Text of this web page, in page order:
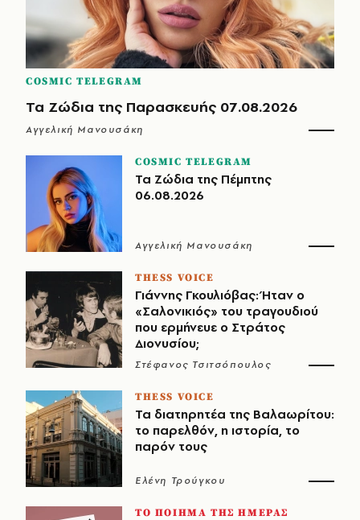
COSMIC TELEGRAM
Τα Ζώδια της Παρασκευής 07.08.2026
Αγγελική Μανουσάκη
COSMIC TELEGRAM
Τα Ζώδια της Πέμπτης
06.08.2026
Αγγελική Μανουσάκη
THESS VOICE
Γιάννης Γκουλιόβας: Ήταν ο
«Σαλονικιός» του τραγουδιού
που ερμήνευε ο Στράτος
Διονυσίου;
Στέφανος Τσιτσόπουλος
THESS VOICE
Τα διατηρητέα της Βαλαωρίτου:
το παρελθόν, η ιστορία, το
παρόν τους
Ελένη Τρούγκου
ΤΟ ΠΟΙΗΜΑ ΤΗΣ ΗΜΕΡΑΣ